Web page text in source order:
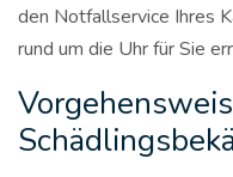
den Notfallservice Ihres
rund um die Uhr für Sie